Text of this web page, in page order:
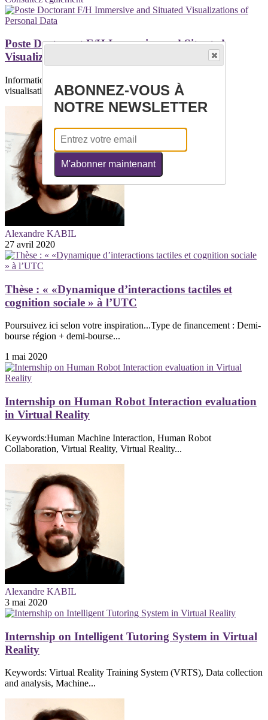
Poste Doctorant F/H Immersive and Situated
Visualizations of Personal Data
Informations généralesThème/Domaine : Interaction et
visualisationInstrumentation et...
Alexandre KABIL
27 avril 2020
Thèse : « «Dynamique d’interactions tactiles et
cognition sociale » à l’UTC
Poursuivez ici selon votre inspiration...Type de financement : Demi-
bourse région + demi-bourse...
1 mai 2020
Internship on Human Robot Interaction evaluation
in Virtual Reality
Keywords:Human Machine Interaction, Human Robot
Collaboration, Virtual Reality, Virtual Reality...
Alexandre KABIL
3 mai 2020
Internship on Intelligent Tutoring System in Virtual
Reality
Keywords: Virtual Reality Training System (VRTS), Data collection
and analysis, Machine...
ABONNEZ-VOUS À
NOTRE NEWSLETTER
M'abonner maintenant